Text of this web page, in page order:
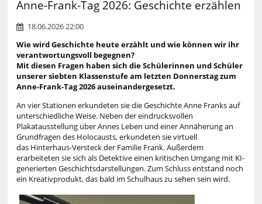
Anne-Frank-Tag 2026: Geschichte erzählen
18.06.2026 22:00
Wie wird Geschichte heute erzählt und wie können wir ihr
verantwortungsvoll begegnen?
Mit diesen Fragen haben sich die Schülerinnen und Schüler
unserer siebten Klassenstufe am letzten Donnerstag zum
Anne-Frank-Tag 2026 auseinandergesetzt.
An vier Stationen erkundeten sie die Geschichte Anne Franks auf
unterschiedliche Weise. Neben der eindrucksvollen
Plakatausstellung über Annes Leben und einer Annäherung an
Grundfragen des Holocausts, erkundeten sie virtuell
das Hinterhaus-Versteck der Familie Frank. Außerdem
erarbeiteten sie sich als Detektive einen kritischen Umgang mit KI-
generierten Geschichtsdarstellungen. Zum Schluss entstand noch
ein Kreativprodukt, das bald im Schulhaus zu sehen sein wird.